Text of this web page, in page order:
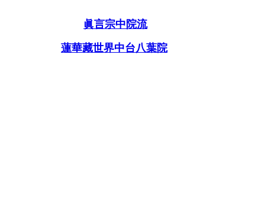
眞言宗中院流
蓮華藏世界中台八葉院